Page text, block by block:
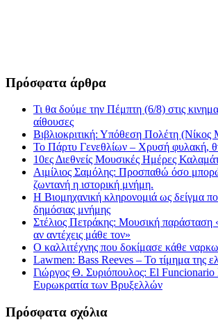
Πρόσφατα άρθρα
Τι θα δούμε την Πέμπτη (6/8) στις
αίθουσες
Βιβλιοκριτική: Υπόθεση Πολέτη (Νίκος
Το Πάρτυ Γενεθλίων – Χρυσή φυλακή,
10ες Διεθνείς Μουσικές Ημέρες
Αιμίλιος Σαμόλης: Προσπαθώ όσο
ζωντανή η ιστορική μνήμη.
Η Βιομηχανική κληρονομιά ως δείγμα
δημόσιας μνήμης
Στέλιος Πετράκης: Μουσική παράσταση
αν αντέχεις μάθε τον»
Ο καλλιτέχνης που δοκίμασε κάθε
Lawmen: Bass Reeves – Το τίμημα της
Γιώργος Θ. Συριόπουλος: El Funcionario
Ευρωκρατία των Βρυξελλών
Πρόσφατα σχόλια